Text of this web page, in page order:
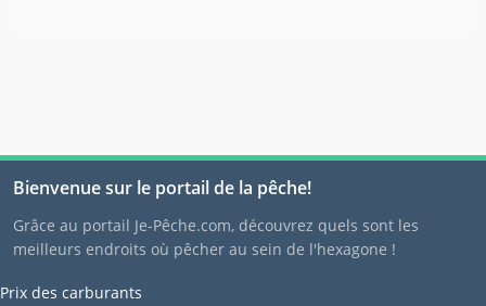
Bienvenue sur le portail de la pêche!
Grâce au portail Je-Pêche.com, découvrez quels sont les
meilleurs endroits où pêcher au sein de l'hexagone !
Prix des carburants